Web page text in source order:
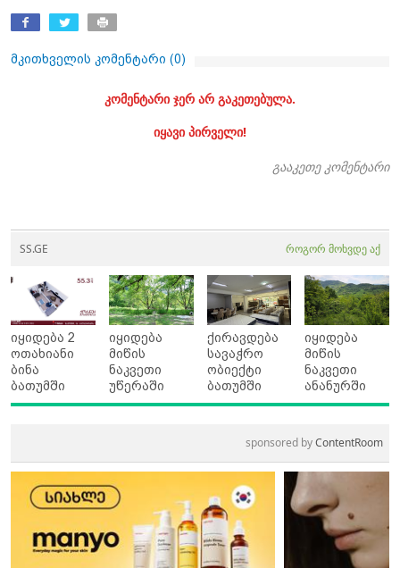
მკითხველის კომენტარი (0)
კომენტარი ჯერ არ გაკეთებულა.
იყავი პირველი!
გააკეთე კომენტარი
SS.GE როგორ მოხვდე აქ
იყიდება 2
ოთახიანი
ბინა
ბათუმში
იყიდება
მიწის
ნაკვეთი
უწერაში
ქირავდება
სავაჭრო
ობიექტი
ბათუმში
იყიდება
მიწის
ნაკვეთი
ანანურში
sponsored byContentRoom